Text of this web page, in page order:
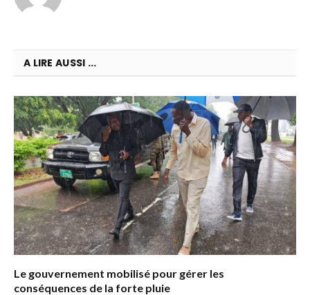
A LIRE AUSSI ...
Le gouvernement mobilisé pour gérer les
conséquences de la forte pluie